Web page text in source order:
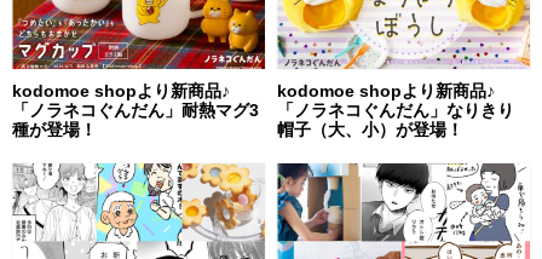
kodomoe shopより新商品♪
「ノラネコぐんだん」耐熱マグ3
種が登場！
kodomoe shopより新商品♪
「ノラネコぐんだん」なりきり
帽子（大、小）が登場！